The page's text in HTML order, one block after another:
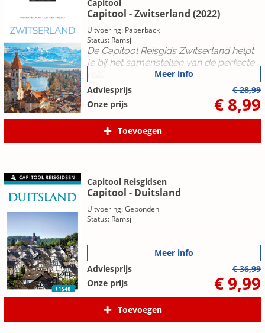
Capitool
Capitool - Zwitserland (2022)
Uitvoering: Paperback
Status: Ramsj
De Capitool Reisgids Zwitserland helpt
je bij het samenstellen van de perfecte
Meer info
Adviesprijs
€ 28,99
Onze prijs
€ 8,99
Toevoegen
Capitool Reisgidsen
Capitool - Duitsland
Uitvoering: Gebonden
Status: Ramsj
Meer info
Adviesprijs
€ 36,99
Onze prijs
€ 9,99
Toevoegen